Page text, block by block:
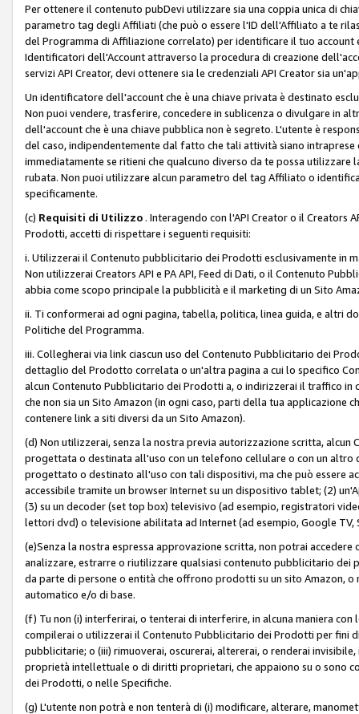
Per ottenere il contenuto pubDevi utilizzare sia una coppia unica di
parametro tag degli Affiliati (che può o essere l'ID dell'Affiliato a te
del Programma di Affiliazione correlato) per identificare il tuo account
Identificatori dell'Account attraverso la procedura di creazione
servizi API Creator, devi ottenere sia le credenziali API Creator sia
Un identificatore dell'account che è una chiave privata è destinato
Non puoi vendere, trasferire, concedere in sublicenza o divulgare in
dell'account che è una chiave pubblica non è segreto. L'utente è
del caso, indipendentemente dal fatto che tali attività siano
immediatamente se ritieni che qualcuno diverso da te possa
rubata. Non puoi utilizzare alcun parametro del tag Affiliato o
specificamente.
(c) Requisiti di Utilizzo . Interagendo con l'API Creator o il Creators
Prodotti, accetti di rispettare i seguenti requisiti:
i. Utilizzerai il Contenuto pubblicitario dei Prodotti esclusivamente in
Non utilizzerai Creators API e PA API, Feed di Dati, o il Contenuto
abbia come scopo principale la pubblicità e il marketing di un Sito
ii. Ti conformerai ad ogni pagina, tabella, politica, linea guida, e altri
Politiche del Programma.
iii. Collegherai via link ciascun uso del Contenuto Pubblicitario dei
dettaglio del Prodotto correlata o un'altra pagina a cui lo specifico
alcun Contenuto Pubblicitario dei Prodotti a, o indirizzerai il traffico in
che non sia un Sito Amazon (in ogni caso, parti della tua
contenere link a siti diversi da un Sito Amazon).
(d) Non utilizzerai, senza la nostra previa autorizzazione scritta,
progettata o destinata all'uso con un telefono cellulare o con un
progettato o destinato all'uso con tali dispositivi, ma che può essere
accessibile tramite un browser Internet su un dispositivo tablet; (2)
(3) su un decoder (set top box) televisivo (ad esempio, registratori
lettori dvd) o televisione abilitata ad Internet (ad esempio, Google TV,
(e)Senza la nostra espressa approvazione scritta, non potrai
analizzare, estrarre o riutilizzare qualsiasi contenuto pubblicitario
da parte di persone o entità che offrono prodotti su un sito Amazon,
automatico e/o di base.
(f) Tu non (i) interferirai, o tenterai di interferire, in alcuna maniera
compilerai o utilizzerai il Contenuto Pubblicitario dei Prodotti per
pubblicitarie; o (iii) rimuoverai, oscurerai, altererai, o renderai
proprietà intellettuale o di diritti proprietari, che appaiono su o sono
dei Prodotti, o nelle Specifiche.
(g) L'utente non potrà e non tenterà di (i) modificare, alterare,